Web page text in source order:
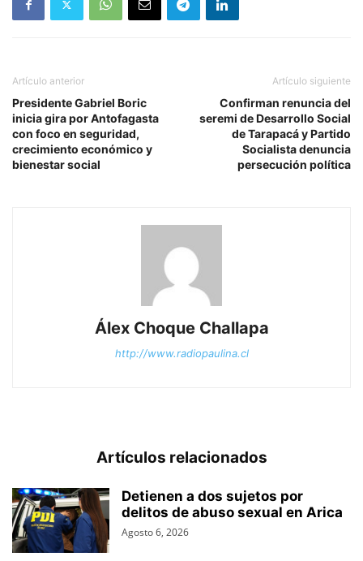
Artículo anterior
Presidente Gabriel Boric
inicia gira por Antofagasta
con foco en seguridad,
crecimiento económico y
bienestar social
Artículo siguiente
Confirman renuncia del
seremi de Desarrollo Social
de Tarapacá y Partido
Socialista denuncia
persecución política
Álex Choque Challapa
http://www.radiopaulina.cl
Artículos relacionados
Detienen a dos sujetos por
delitos de abuso sexual en Arica
Agosto 6, 2026